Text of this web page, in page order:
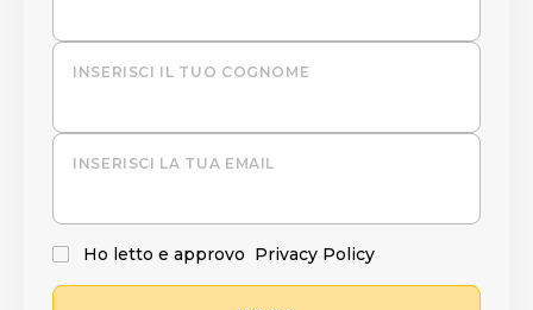
INSERISCI IL TUO COGNOME
INSERISCI LA TUA EMAIL
Ho letto e approvo Privacy Policy